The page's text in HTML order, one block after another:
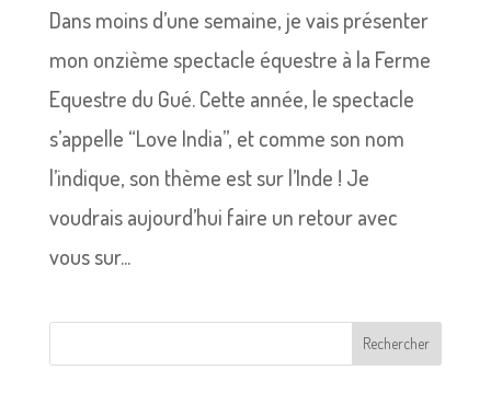
Dans moins d’une semaine, je vais présenter
mon onzième spectacle équestre à la Ferme
Equestre du Gué. Cette année, le spectacle
s’appelle “Love India”, et comme son nom
l’indique, son thème est sur l’Inde ! Je
voudrais aujourd’hui faire un retour avec
vous sur...
Rechercher